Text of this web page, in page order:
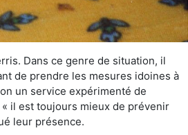
Dans ce genre de situation, il
de prendre les mesures idoines à
un service expérimenté de
il est toujours mieux de prévenir
leur présence.